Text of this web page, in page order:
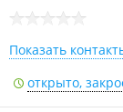
Показать
открыто,